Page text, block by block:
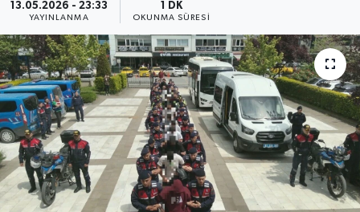
13.05.2026 - 23:33
YAYINLANMA
1 DK
OKUNMA SÜRESI
Çatalzeytin Haberleri
Cide Haberleri
Daday Haberleri
Devrekani Haberleri
Doğanyurt Haberleri